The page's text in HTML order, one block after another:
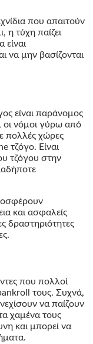
που απαιτούν
η τύχη παίζει
είναι
να μην βασίζονται
είναι παράνομος
οι νόμοι γύρω από
πολλές χώρες
τζόγο. Είναι
τζόγου στην
και ασφαλείς
δραστηριότητες
που πολλοί
τους. Συχνά,
να παίζουν
χαμένα τους
και μπορεί να